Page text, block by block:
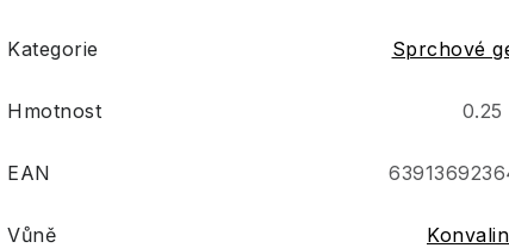
Kategorie Sprchové
Hmotnost 0.25
EAN
Vůně